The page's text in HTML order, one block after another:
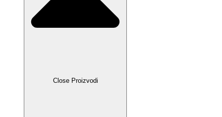
Close Proizvodi